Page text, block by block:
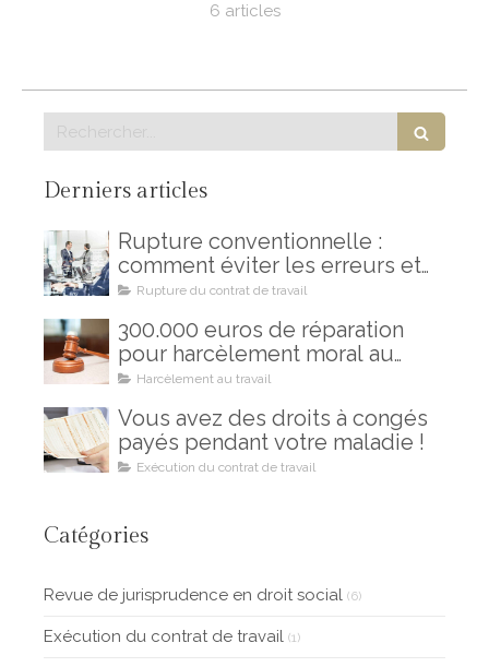
6 articles
Derniers articles
Rupture conventionnelle :
comment éviter les erreurs et
les regrets
Rupture du contrat de travail
300.000 euros de réparation
pour harcèlement moral au
travail : un combat gagné !
Harcèlement au travail
Vous avez des droits à congés
payés pendant votre maladie !
Exécution du contrat de travail
Catégories
Revue de jurisprudence en droit social (6)
Exécution du contrat de travail (1)